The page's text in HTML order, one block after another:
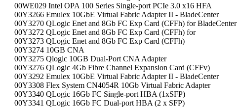
00WE029 Intel OPA 100 Series Single-port PCIe 3.0 x16 HFA
00Y3266 Emulex 10GbE Virtual Fabric Adapter II - BladeCenter
00Y3270 QLogic Enet and 8Gb FC Exp Card (CFFh) for BladeCenter
00Y3272 QLogic Enet and 8Gb FC Exp Card (CFFh) for
00Y3273 QLogic Enet and 8Gb FC Exp Card (CFFh)
00Y3274 10GB CNA
00Y3275 Qlogic 10GB Dual-Port CNA Adapter
00Y3276 QLogic 4Gb Fibre Channel Expansion Card (CFFv)
00Y3292 Emulex 10GbE Virtual Fabric Adapter II - BladeCenter
00Y3308 Flex System CN4054R 10Gb Virtual Fabric Adapter
00Y3340 QLogic 16Gb FC Single-port HBA (1xSFP)
00Y3341 QLogic 16Gb FC Dual-port HBA (2 x SFP)